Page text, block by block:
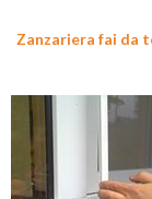
Zanzariera fai da